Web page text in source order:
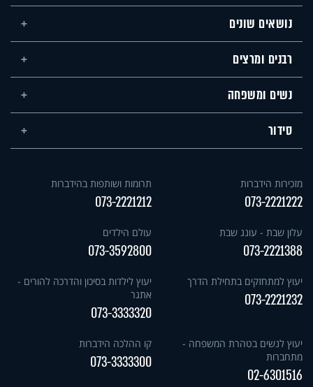
נושאים שונים
רבנים ומרצים
נשים ומשפחה
סידור
מזכירות הידברות
073-2221222
תרומות ושותפות בהידברות
073-2221212
עלון שבת - עונג שבת
073-2221388
עולם הילדים
073-3592800
יעוץ למתחזקים בתחילת הדרך
073-2221232
יעוץ לילדות בסיכון והדרכה להורים -
אתגר
073-3333320
יעוץ לנשים בטהרת המשפחה -
מתחברות
02-6301516
קו ההלכה הידברות
073-3333300